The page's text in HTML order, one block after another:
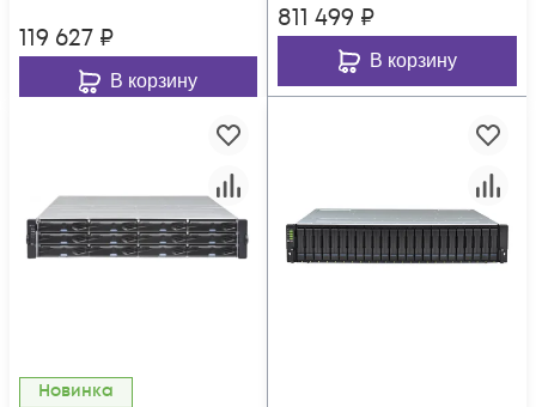
119 627 ₽
В корзину
811 499 ₽
В корзину
Новинка